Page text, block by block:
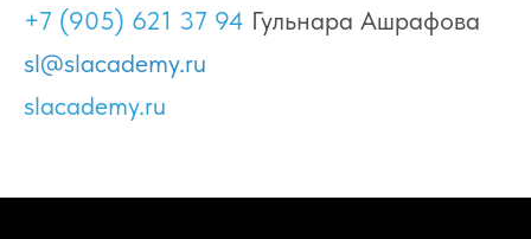
+7 (905) 621 37 94 Гульнара Ашрафова
sl@slacademy.ru
slacademy.ru